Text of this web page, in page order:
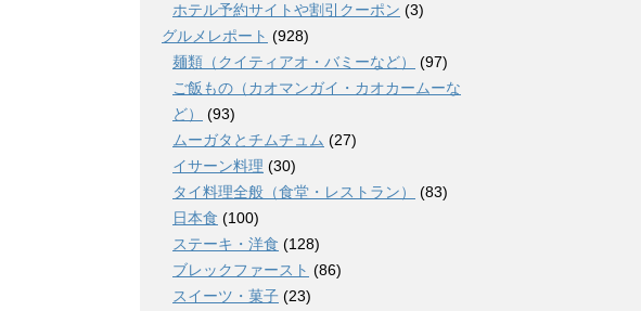
ホテル予約サイトや割引クーポン (3)
グルメレポート (928)
麺類（クイティアオ・バミーなど）
(97)
ご飯もの（カオマンガイ・カオカームーな
ど）
(93)
ムーガタとチムチュム (27)
イサーン料理 (30)
タイ料理全般（食堂・レストラン）
(83)
日本食 (100)
ステーキ・洋食 (128)
ブレックファースト (86)
スイーツ・菓子 (23)